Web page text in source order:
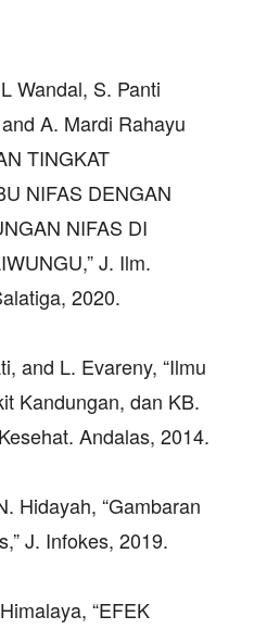
Wandal, S. Panti
A. Mardi Rahayu
TINGKAT
NIFAS DENGAN
NIFAS DI
J. Ilm.
2020.
and L. Evareny, “Ilmu
Kandungan, dan KB.
Andalas, 2014.
Hidayah, “Gambaran
J. Infokes, 2019.
“EFEK